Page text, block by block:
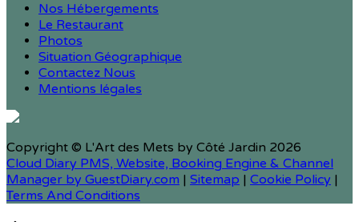
Nos Hébergements
Le Restaurant
Photos
Situation Géographique
Contactez Nous
Mentions légales
Copyright © L'Art des Mets by Côté Jardin 2026
Cloud Diary PMS, Website, Booking Engine & Channel
Manager by GuestDiary.com | Sitemap | Cookie Policy |
Terms And Conditions